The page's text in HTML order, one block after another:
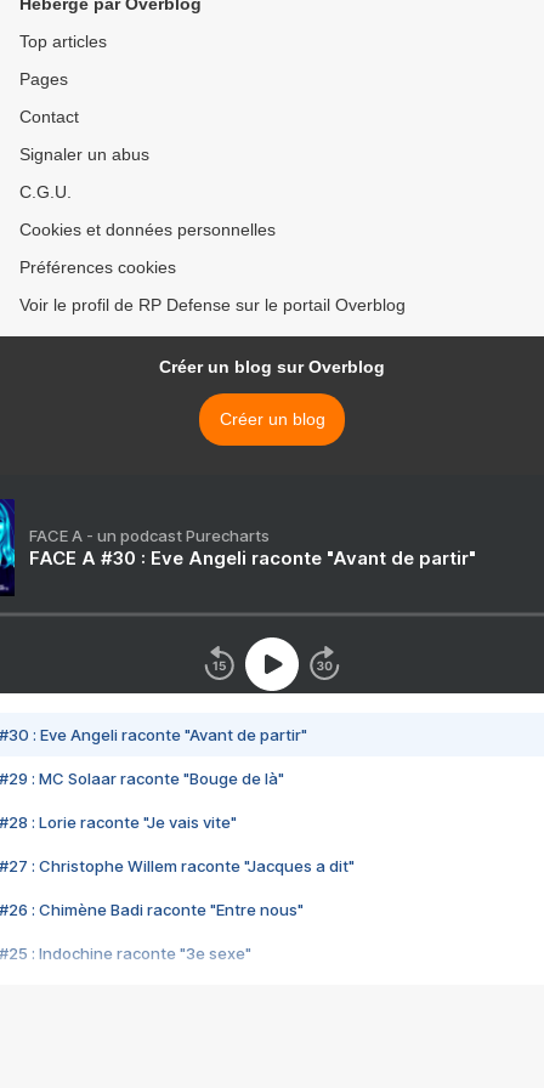
Top articles
Pages
Contact
Signaler un abus
C.G.U.
Cookies et données personnelles
Préférences cookies
Voir le profil de RP Defense sur le portail Overblog
Créer un blog sur Overblog
Créer un blog
FACE A - un podcast Purecharts
FACE A #30 : Eve Angeli raconte "Avant de partir"
#30 : Eve Angeli raconte "Avant de partir"
#29 : MC Solaar raconte "Bouge de là"
#28 : Lorie raconte "Je vais vite"
#27 : Christophe Willem raconte "Jacques a dit"
#26 : Chimène Badi raconte "Entre nous"
#25 : Indochine raconte "3e sexe"